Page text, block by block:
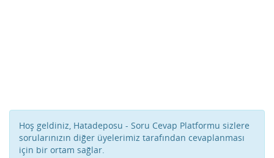
Hoş geldiniz, Hatadeposu - Soru Cevap Platformu sizlere
sorularınızın diğer üyelerimiz tarafından cevaplanması
için bir ortam sağlar.